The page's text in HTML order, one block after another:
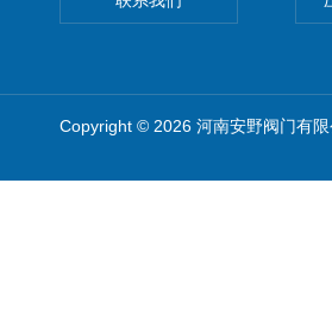
Copyright © 2026 河南安野阀门有